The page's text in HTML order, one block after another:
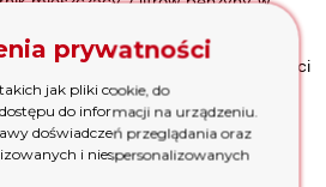
ECO, pozwala na nieprzerwaną pracę
godzin przy obciążeniu na poziomie
zasilania bez konieczności
paliwa.
Dzięki
Funkcji
prywatności
jak pliki cookie, do
do informacji na urządzeniu.
doświadczeń przeglądania oraz
i niespersonalizowanych